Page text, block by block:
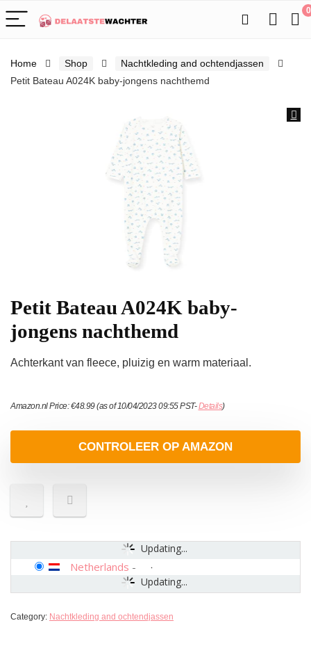
0
Home Shop
Nachtkleding and ochtendjassen
Petit Bateau A024K baby-jongens nachthemd
Petit Bateau A024K baby-
jongens nachthemd
Achterkant van fleece, pluizig en warm materiaal.
Amazon.nl Price:€48.99(as of 10/04/2023 09:55 PST-Details)
CONTROLEER OP AMAZON
Updating...
Updating...
Netherlands -
Category: Nachtkleding and ochtendjassen